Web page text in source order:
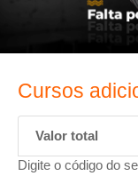
Cursos
Valor total
Digite o código do